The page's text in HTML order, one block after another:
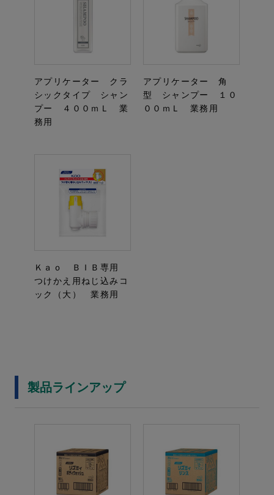
アプリケーター クラ
シックタイプ シャン
プー ４００ｍＬ 業
務用
アプリケーター 角
型 シャンプー １０
００ｍＬ 業務用
Ｋａｏ ＢＩＢ専用
つけかえ用ねじ込みコ
ック（大） 業務用
製品ラインアップ